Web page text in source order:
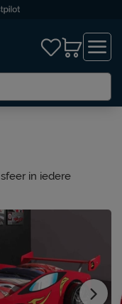
in iedere